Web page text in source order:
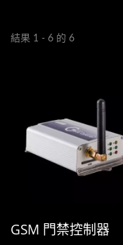
結果 1 - 6 的 6
GSM 門禁控制器